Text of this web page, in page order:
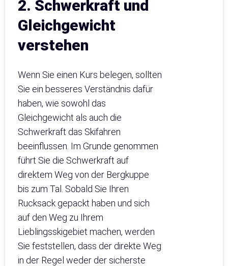
2. Schwerkraft und
Gleichgewicht
verstehen
Wenn Sie einen Kurs belegen, sollten
Sie ein besseres Verständnis dafür
haben, wie sowohl das
Gleichgewicht als auch die
Schwerkraft das Skifahren
beeinflussen. Im Grunde genommen
führt Sie die Schwerkraft auf
direktem Weg von der Bergkuppe
bis zum Tal. Sobald Sie Ihren
Rucksack gepackt haben und sich
auf den Weg zu Ihrem
Lieblingsskigebiet machen, werden
Sie feststellen, dass der direkte Weg
in der Regel weder der sicherste